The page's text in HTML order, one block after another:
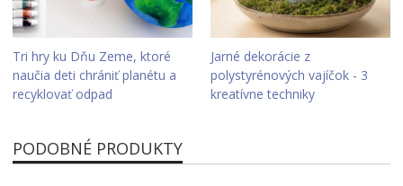
Tri hry ku Dňu Zeme, ktoré
naučia deti chrániť planétu a
recyklovať odpad
Jarné dekorácie z
polystyrénových vajíčok - 3
kreatívne techniky
PODOBNÉ PRODUKTY